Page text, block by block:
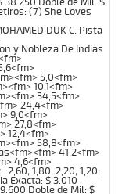
(7) She Loves
DUK C. Pista
y Nobleza De Indias
5,0<fm>
10,1<fm>
34,5<fm>
24,4<fm>
9,0<fm>
27,8<fm>
12,4<fm>
58,8<fm>
41,2<fm>
4,6<fm>
2,60; 1,80; 2,20; 1,20;
Exacta: $ 3.010
Doble de Mil: $